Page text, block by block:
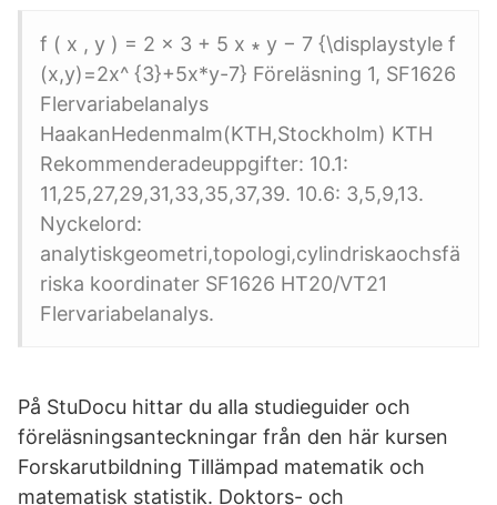
f ( x , y ) = 2 x 3 + 5 x ∗ y − 7 {\displaystyle f
(x,y)=2x^ {3}+5x*y-7} Föreläsning 1, SF1626
Flervariabelanalys
HaakanHedenmalm(KTH,Stockholm) KTH
Rekommenderadeuppgifter: 10.1:
11,25,27,29,31,33,35,37,39. 10.6: 3,5,9,13.
Nyckelord:
analytiskgeometri,topologi,cylindriskaochsfä
riska koordinater SF1626 HT20/VT21
Flervariabelanalys.
På StuDocu hittar du alla studieguider och
föreläsningsanteckningar från den här kursen
Forskarutbildning Tillämpad matematik och
matematisk statistik. Doktors- och